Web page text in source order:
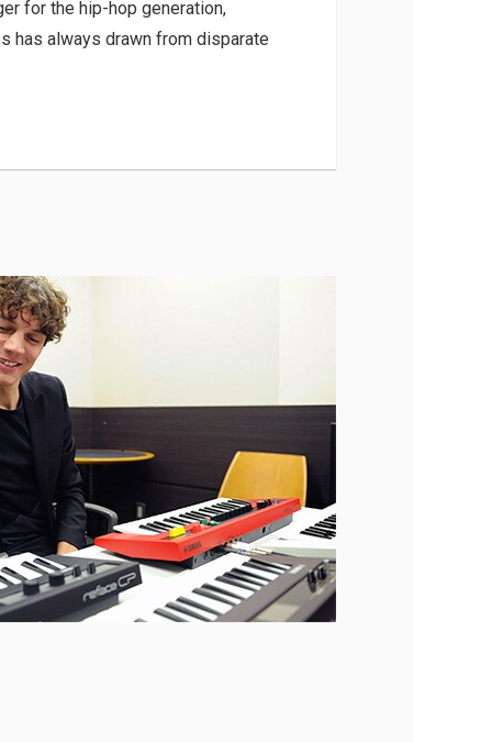
for the hip-hop generation,
has always drawn from disparate